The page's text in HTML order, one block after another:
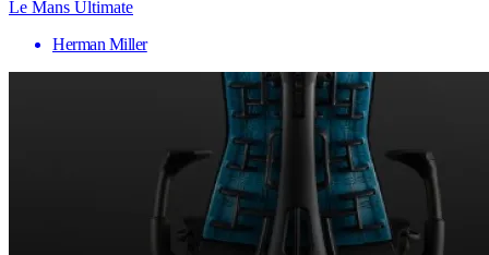
Le Mans Ultimate
Herman Miller